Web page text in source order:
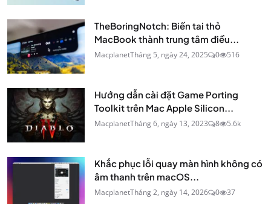
TheBoringNotch: Biến tai thỏ
MacBook thành trung tâm điều...
MacplanetTháng 5, ngày 24, 2025 0 516
Hướng dẫn cài đặt Game Porting
Toolkit trên Mac Apple Silicon...
MacplanetTháng 6, ngày 13, 2023 8 5.6k
Khắc phục lỗi quay màn hình không có
âm thanh trên macOS...
MacplanetTháng 2, ngày 14, 2026 0 37